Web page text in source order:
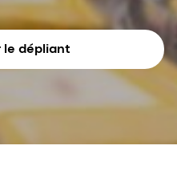
le dépliant